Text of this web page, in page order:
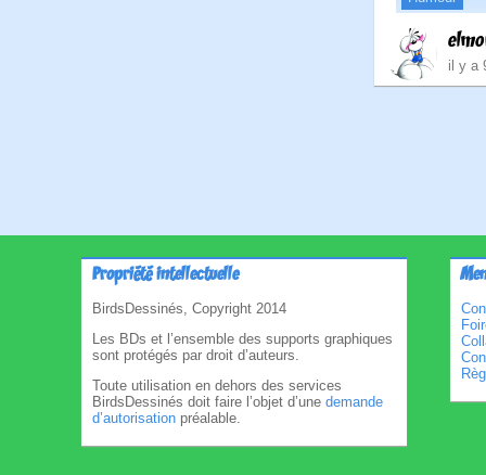
il y a
Propriété intellectuelle
BirdsDessinés, Copyright 2014
Les BDs et l’ensemble des supports graphiques
sont protégés par droit d’auteurs.
Toute utilisation en dehors des services
BirdsDessinés doit faire l’objet d’une demande
d’autorisation préalable.